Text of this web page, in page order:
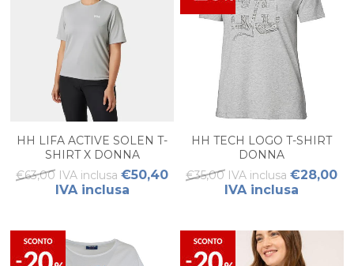
HH LIFA ACTIVE SOLEN T-
SHIRT X DONNA
€63,00 IVA inclusa €50,40
IVA inclusa
HH TECH LOGO T-SHIRT
DONNA
€35,00 IVA inclusa €28,00
IVA inclusa